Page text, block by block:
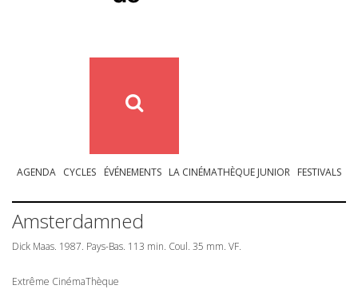
AGENDA CYCLES ÉVÉNEMENTS LA CINÉMATHÈQUE JUNIOR FESTIVALS
Amsterdamned
Dick Maas. 1987. Pays-Bas. 113 min. Coul. 35 mm. VF.
Extrême CinémaThèque